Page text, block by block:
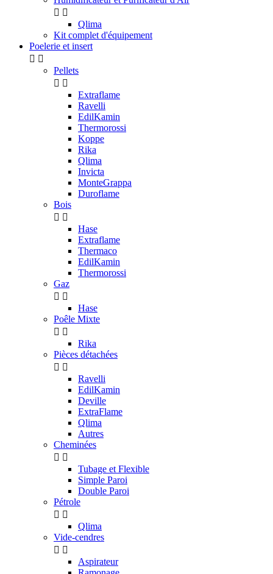
 
Qlima
Kit complet d'équipement
Poelerie et insert
 
Pellets
 
Extraflame
Ravelli
EdilKamin
Thermorossi
Koppe
Rika
Qlima
Invicta
MonteGrappa
Duroflame
Bois
 
Hase
Extraflame
Thermaco
EdilKamin
Thermorossi
Gaz
 
Hase
Poêle Mixte
 
Rika
Pièces détachées
 
Ravelli
EdilKamin
Deville
ExtraFlame
Qlima
Autres
Cheminées
 
Tubage et Flexible
Simple Paroi
Double Paroi
Pétrole
 
Qlima
Vide-cendres
 
Aspirateur